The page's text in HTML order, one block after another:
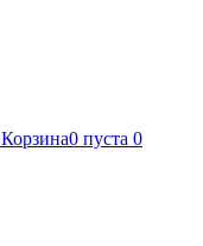
Корзина0 пуста 0